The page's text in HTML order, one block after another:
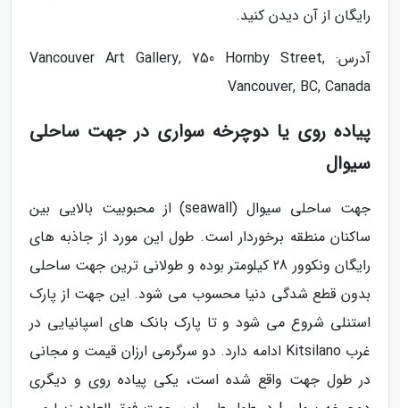
رایگان از آن دیدن کنید.
آدرس: Vancouver Art Gallery, 750 Hornby Street,
Vancouver, BC, Canada
پیاده روی یا دوچرخه سواری در جهت ساحلی
سیوال
جهت ساحلی سیوال (seawall) از محبوبیت بالایی بین
ساکنان منطقه برخوردار است. طول این مورد از جاذبه های
رایگان ونکوور 28 کیلومتر بوده و طولانی ترین جهت ساحلی
بدون قطع شدگی دنیا محسوب می شود. این جهت از پارک
استنلی شروع می شود و تا پارک بانک های اسپانیایی در
غرب Kitsilano ادامه دارد. دو سرگرمی ارزان قیمت و مجانی
در طول جهت واقع شده است، یکی پیاده روی و دیگری